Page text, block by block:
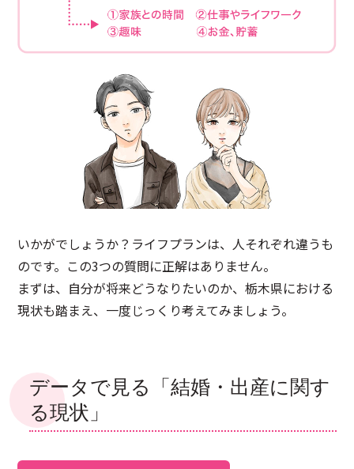
いかがでしょうか？ライフプランは、人それぞれ違うも
のです。この3つの質問に正解はありません。
まずは、自分が将来どうなりたいのか、栃木県における
現状も踏まえ、一度じっくり考えてみましょう。
データで見る「結婚・出産に関す
る現状」